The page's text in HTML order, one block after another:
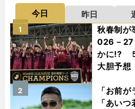
今日 昨日
秋春制が
026－27
かに!?
大胆予想
1
「お前
「あい
2